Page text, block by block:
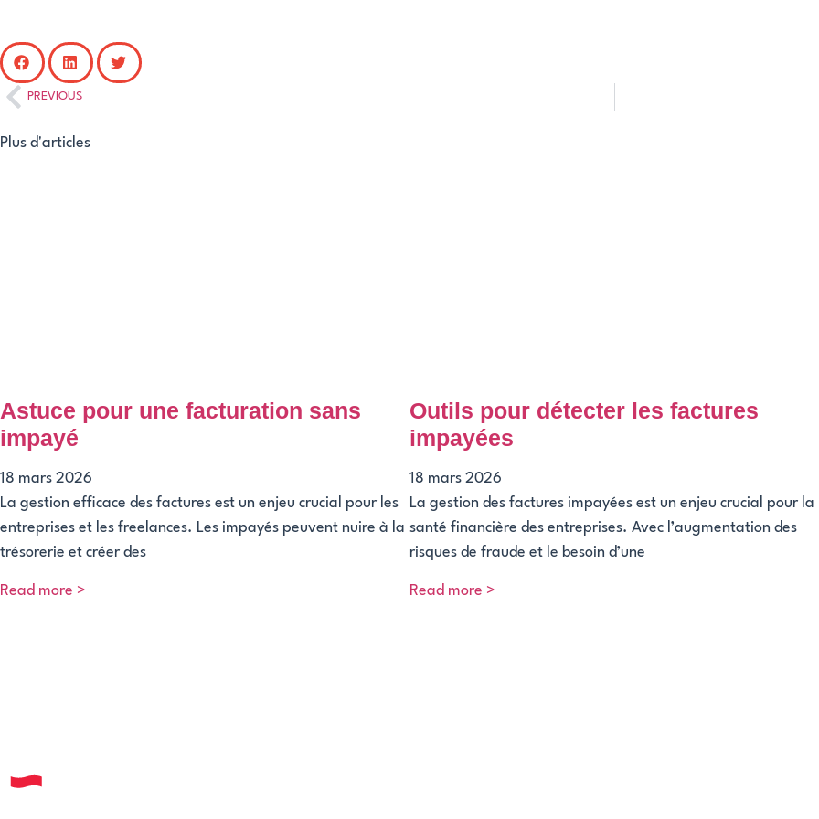
PREVIOUS
Plus d'articles
Astuce pour une facturation sans
impayé
18 mars 2026
La gestion efficace des factures est un enjeu crucial pour les
entreprises et les freelances. Les impayés peuvent nuire à la
trésorerie et créer des
Read more >
Outils pour détecter les factures
impayées
18 mars 2026
La gestion des factures impayées est un enjeu crucial pour la
santé financière des entreprises. Avec l’augmentation des
risques de fraude et le besoin d’une
Read more >